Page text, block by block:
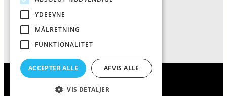
Tlf: 7876 8672
Mail:
Kiinkiintoktok – alt til din kaffe
YDEEVNE
MÅLRETNING
FUNKTIONALITET
ACCEPTER ALLE AFVIS ALLE
VIS DETALJER